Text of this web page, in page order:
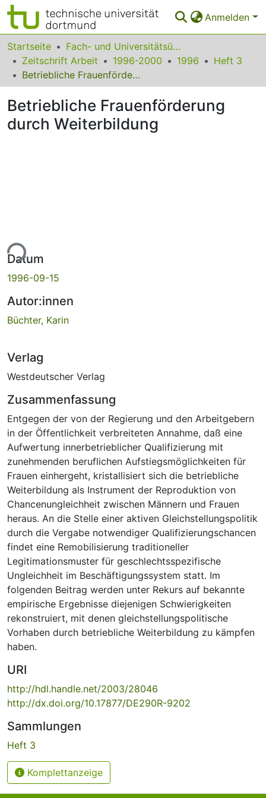
Anmelden
Bereiche & Sammlungen
Das gesamte Repositorium
FAQ
Startseite
Fach- und Universitätsübergreifendes
Zeitschrift Arbeit
1996-2000 1996
Heft 3
Betriebliche Frauenförderung durch Weiterbildung
Betriebliche Frauenförderung
durch Weiterbildung
Datum
1996-09-15
Autor:innen
Büchter, Karin
Verlag
Westdeutscher Verlag
Zusammenfassung
Entgegen der von der Regierung und den Arbeitgebern
in der Öffentlichkeit verbreiteten Annahme, daß eine
Aufwertung innerbetrieblicher Qualifizierung mit
zunehmenden beruflichen Aufstiegsmöglichkeiten für
Frauen einhergeht, kristallisiert sich die betriebliche
Weiterbildung als Instrument der Reproduktion von
Chancenungleichheit zwischen Männern und Frauen
heraus. An die Stelle einer aktiven Gleichstellungspolitik
durch die Vergabe notwendiger Qualifizierungschancen
findet eine Remobilisierung traditioneller
Legitimationsmuster für geschlechtsspezifische
Ungleichheit im Beschäftigungssystem statt. Im
folgenden Beitrag werden unter Rekurs auf bekannte
empirische Ergebnisse diejenigen Schwierigkeiten
rekonstruiert, mit denen gleichstellungspolitische
Vorhaben durch betriebliche Weiterbildung zu kämpfen
haben.
URI
http://hdl.handle.net/2003/28046
http://dx.doi.org/10.17877/DE290R-9202
Sammlungen
Heft 3
Komplettanzeige